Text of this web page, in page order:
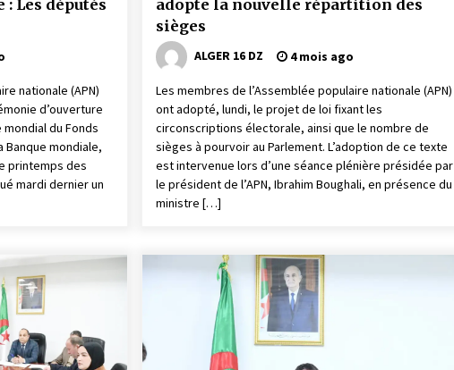
Les députés
nationale (APN)
d’ouverture
du Fonds
Banque mondiale,
printemps des
mardi dernier un
adopte la nouvelle répartition des
sièges
ALGER 16 DZ 4 mois ago
Les membres de l’Assemblée populaire nationale (APN)
ont adopté, lundi, le projet de loi fixant les
circonscriptions électorale, ainsi que le nombre de
sièges à pourvoir au Parlement. L’adoption de ce texte
est intervenue lors d’une séance plénière présidée par
le président de l’APN, Ibrahim Boughali, en présence du
ministre […]